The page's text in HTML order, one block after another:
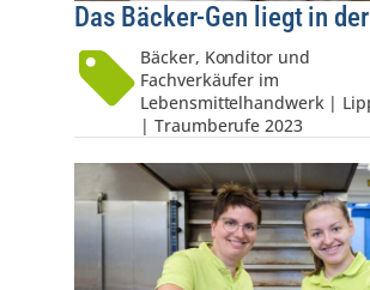
Das Bäcker-Gen liegt in
Bäcker, Konditor und
Fachverkäufer im
Lebensmittelhandwerk |
| Traumberufe 2023